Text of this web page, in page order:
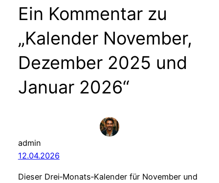
Ein Kommentar zu
„Kalender November,
Dezember 2025 und
Januar 2026“
admin
12.04.2026
Dieser Drei‑Monats‑Kalender für November und